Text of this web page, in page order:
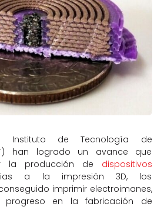
Instituto de Tecnología de
han logrado un avance que
la producción de dispositivos
a la impresión 3D, los
imprimir electroimanes,
en la fabricación de